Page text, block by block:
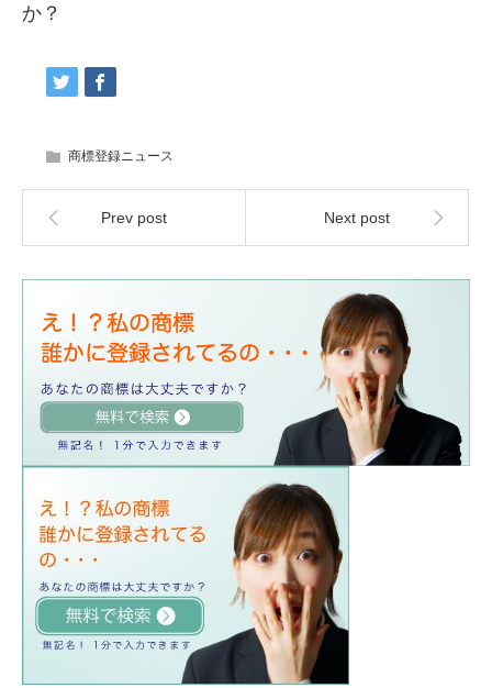
か？
商標登録ニュース
Prev post Next post